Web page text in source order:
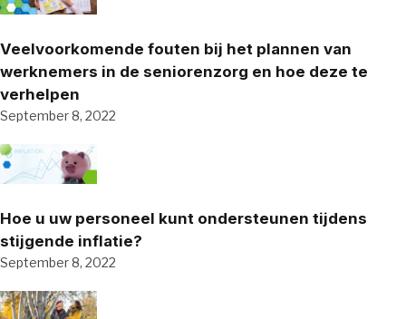
Veelvoorkomende fouten bij het plannen van
werknemers in de seniorenzorg en hoe deze te
verhelpen
September 8, 2022
Hoe u uw personeel kunt ondersteunen tijdens
stijgende inflatie?
September 8, 2022